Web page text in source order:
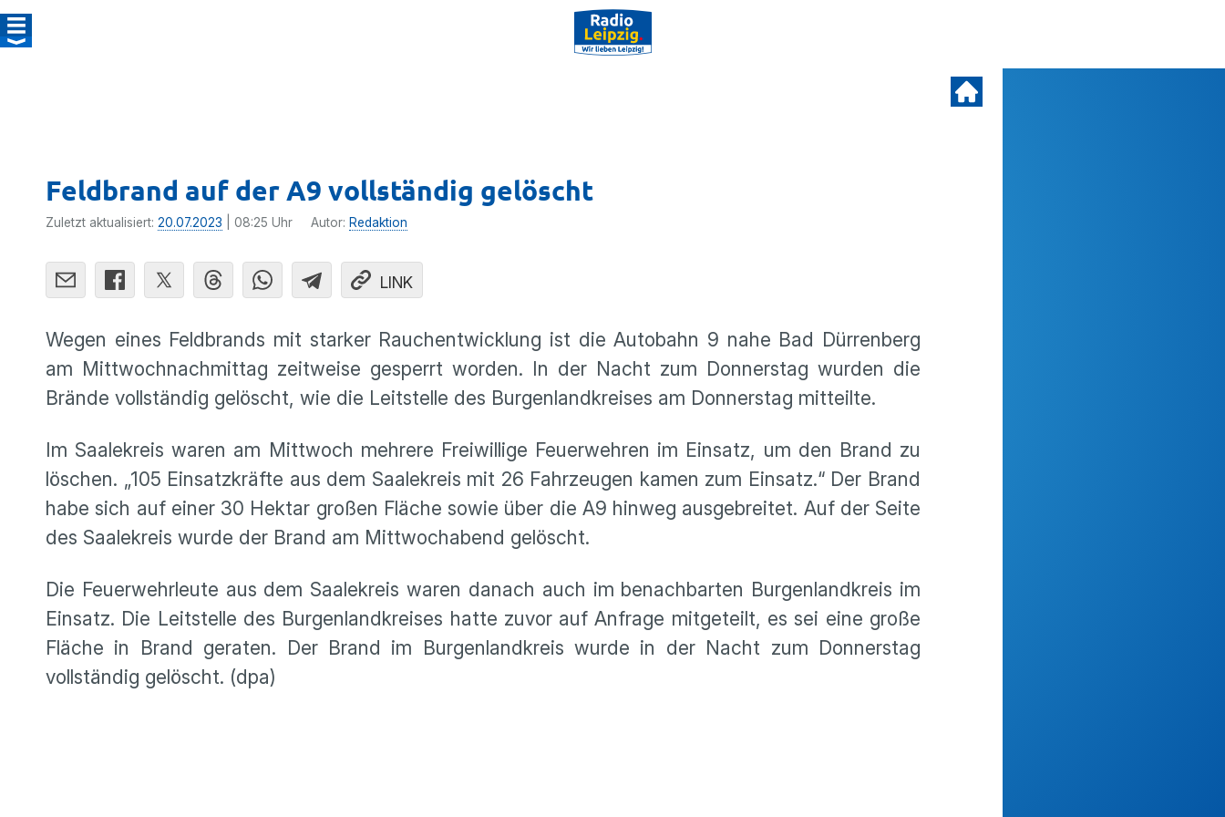
Feldbrand auf der A9 vollständig gelöscht
Zuletzt aktualisiert: 20.07.2023 | 08:25 Uhr Autor: Redaktion
LINK
Wegen eines Feldbrands mit starker Rauchentwicklung ist die Autobahn 9 nahe Bad Dürrenberg
am Mittwochnachmittag zeitweise gesperrt worden. In der Nacht zum Donnerstag wurden die
Brände vollständig gelöscht, wie die Leitstelle des Burgenlandkreises am Donnerstag mitteilte.
Im Saalekreis waren am Mittwoch mehrere Freiwillige Feuerwehren im Einsatz, um den Brand zu
löschen. „105 Einsatzkräfte aus dem Saalekreis mit 26 Fahrzeugen kamen zum Einsatz.“ Der Brand
habe sich auf einer 30 Hektar großen Fläche sowie über die A9 hinweg ausgebreitet. Auf der Seite
des Saalekreis wurde der Brand am Mittwochabend gelöscht.
Die Feuerwehrleute aus dem Saalekreis waren danach auch im benachbarten Burgenlandkreis im
Einsatz. Die Leitstelle des Burgenlandkreises hatte zuvor auf Anfrage mitgeteilt, es sei eine große
Fläche in Brand geraten. Der Brand im Burgenlandkreis wurde in der Nacht zum Donnerstag
vollständig gelöscht. (dpa)